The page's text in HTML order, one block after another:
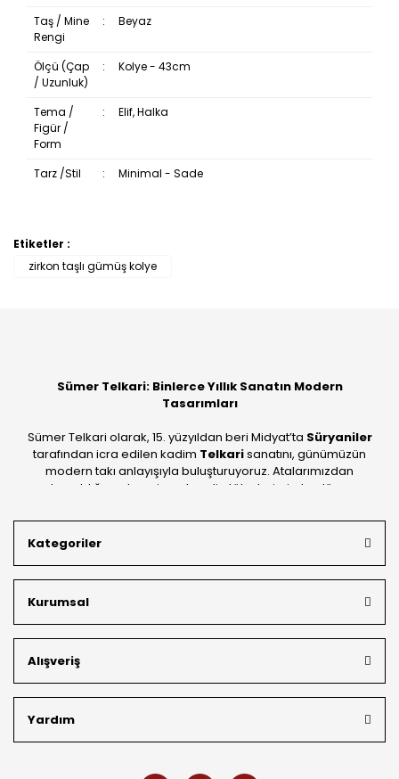
Taş / Mine
Rengi
: Beyaz
Ölçü (Çap
/ Uzunluk)
: Kolye - 43cm
Tema /
Figür /
Form
: Elif, Halka
Tarz /Stil : Minimal - Sade
Bu ürüne ilk yorumu siz yapın!
Etiketler :
zirkon taşlı gümüş kolye
Sümer Telkari: Binlerce Yıllık Sanatın Modern
Tasarımları
Sümer Telkari olarak, 15. yüzyıldan beri Midyat’ta Süryaniler
tarafından icra edilen kadim Telkarisanatını, günümüzün
modern takı anlayışıyla buluşturuyoruz. Atalarımızdan
devraldığımız bu mirası; kendi atölyelerimizde, dünya
Mardin’in tarihi dokusunu yansıtan geleneksel işlemeleri, her
bütçeye uygun
müşterilerimizin özel siparişlerini benzersiz bir titizlikle
hazırlıyor; köklü geçmişimizi geleceğin takı modasına
güvenle taşıyoruz.
Kategoriler
Kurumsal
Alışveriş
Yardım